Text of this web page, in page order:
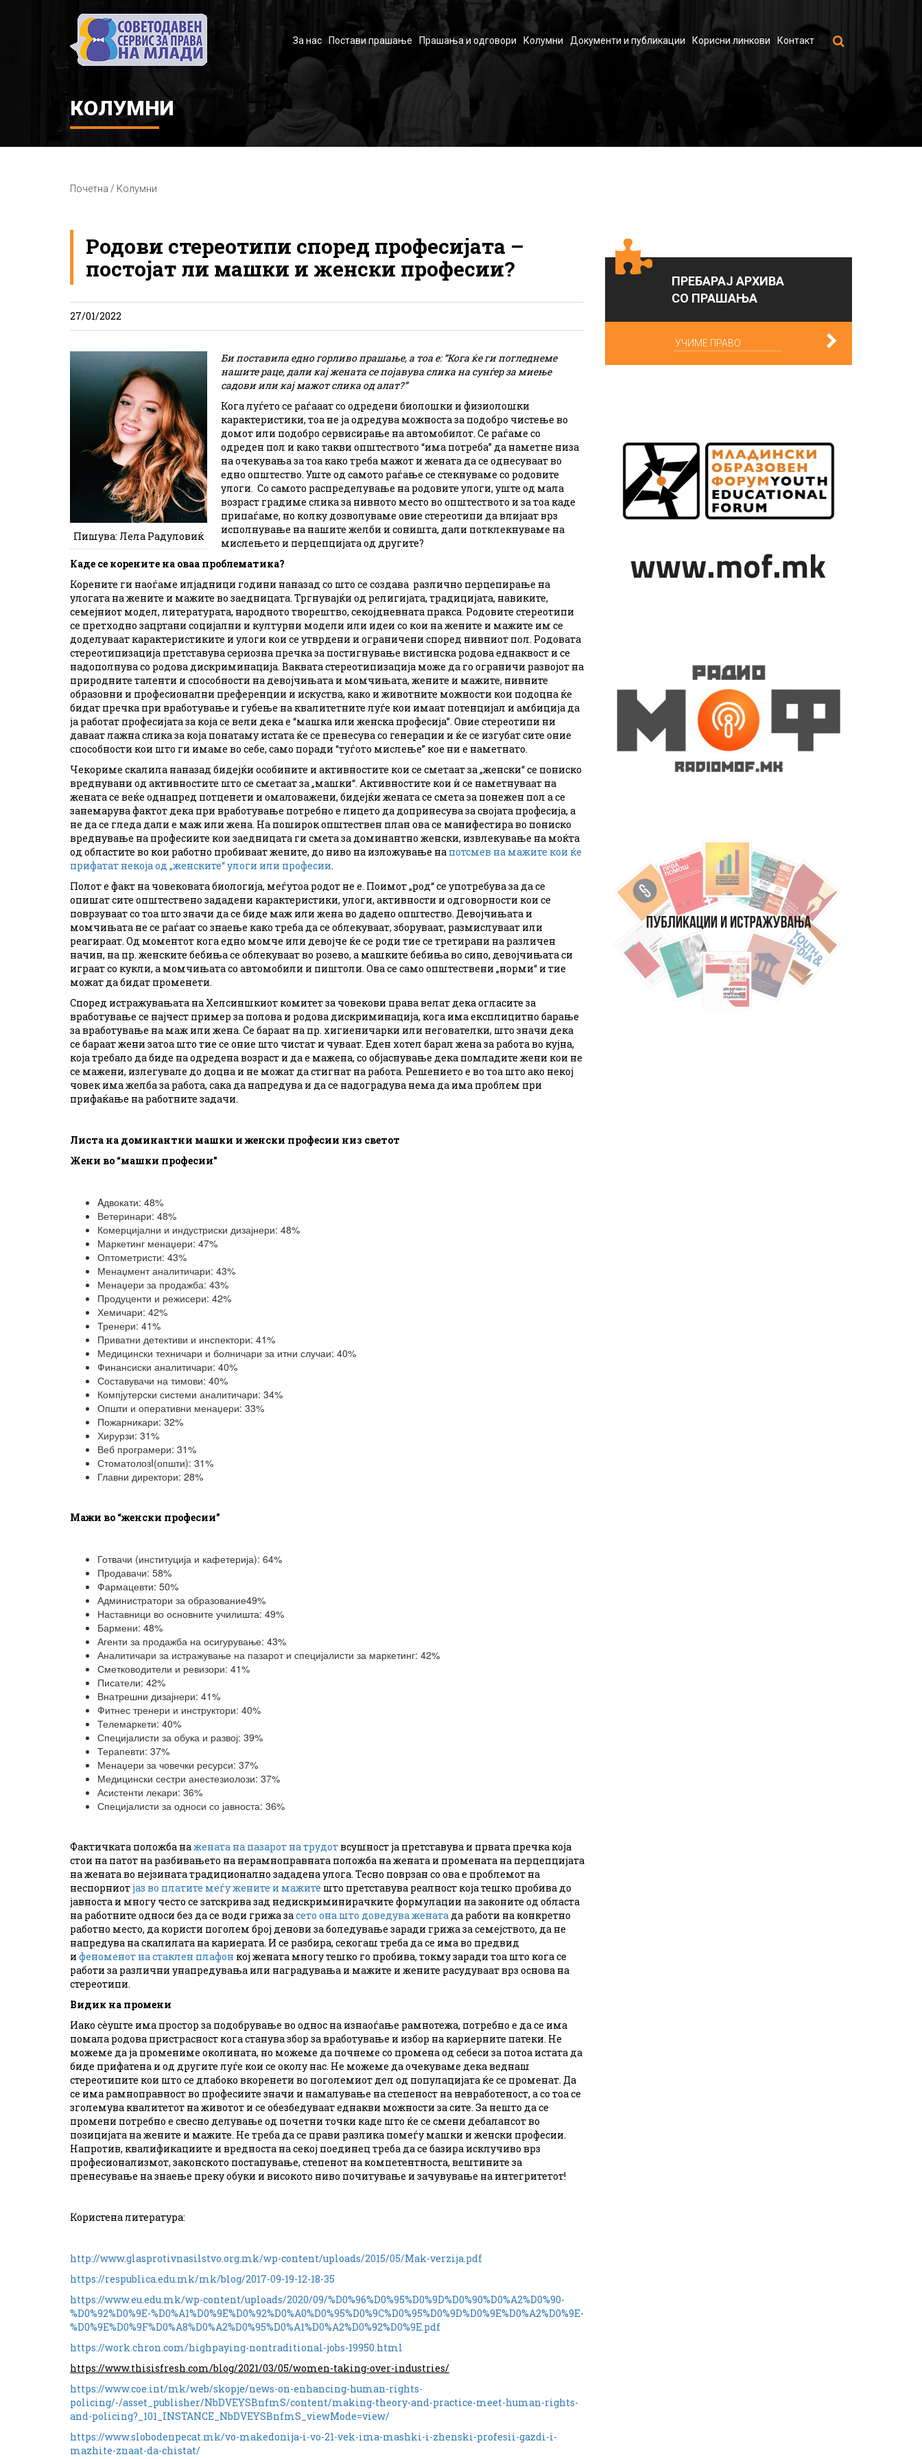
За нас Постави прашање Прашања и одговори Колумни Документи и публикации Корисни линкови Контакт
КОЛУМНИ
Почетна / Колумни
Родови стереотипи според професијата –
постојат ли машки и женски професии?
27/01/2022
Пишува: Лела Радуловиќ
Би поставила едно горливо прашање, а тоа е: “Кога ќе ги погледнеме
нашите раце, дали кај жената се појавува слика на сунѓер за миење
садови или кај мажот слика од алат?”
Кога луѓето се раѓааат со одредени биолошки и физиолошки
карактеристики, тоа не ја одредува можноста за подобро чистење во
домот или подобро сервисирање на автомобилот. Се раѓаме со
одреден пол и како такви општеството “има потреба” да наметне низа
на очекувања за тоа како треба мажот и жената да се однесуваат во
едно општество. Уште од самото раѓање се стекнуваме со родовите
улоги. Со самото распределување на родовите улоги, уште од мала
возраст градиме слика за нивното место во општеството и за тоа каде
припаѓаме, но колку дозволуваме овие стереотипи да влијаат врз
исполнување на нашите желби и соништа, дали потклекнуваме на
мислењето и перцепцијата од другите?
Каде се корените на оваа проблематика?
Корените ги наоѓаме илјадници години наназад со што се создава различно перцепирање на
улогата на жените и мажите во заедницата. Тргнувајќи од религијата, традицијата, навиките,
семејниот модел, литературата, народното творештво, секојдневната пракса. Родовите стереотипи
се претходно зацртани социјални и културни модели или идеи со кои на жените и мажите им се
доделуваат карактеристиките и улоги кои се утврдени и ограничени според нивниот пол. Родовата
стереотипизација претставува сериозна пречка за постигнување вистинска родова еднаквост и се
надополнува со родова дискриминација. Ваквата стереотипизација може да го ограничи развојот на
природните таленти и способности на девојчињата и момчињата, жените и мажите, нивните
образовни и професионални преференции и искуства, како и животните можности кои подоцна ќе
бидат пречка при вработување и губење на квалитетните луѓе кои имаат потенцијал и амбиција да
ја работат професијата за која се вели дека е “машка или женска професија”. Овие стереотипи ни
даваат лажна слика за која понатаму истата ќе се пренесува со генерации и ќе се изгубат сите оние
способности кои што ги имаме во себе, само поради “туѓото мислење” кое ни е наметнато.
Чекориме скалила наназад бидејќи особините и активностите кои се сметаат за „женски“ се пониско
вреднувани од активностите што се сметаат за „машки“. Активностите кои ѝ се наметнуваат на
жената се веќе однапред потценети и омаловажени, бидејќи жената се смета за понежен пол а се
занемарува фактот дека при вработување потребно е лицето да допринесува за својата професија, а
не да се гледа дали е маж или жена. На поширок општествен план ова се манифестира во пониско
вреднување на професиите кои заедницата ги смета за доминантно женски, извлекување на моќта
од областите во кои работно пробиваат жените, до ниво на изложување на потсмев на мажите кои ќе
прифатат некоја од „женските“ улоги или професии.
Полот е факт на човековата биологија, меѓутоа родот не е. Поимот „род“ се употребува за да се
опишат сите општествено зададени карактеристики, улоги, активности и одговорности кои се
поврзуваат со тоа што значи да се биде маж или жена во дадено општество. Девојчињата и
момчињата не се раѓаат со знаење како треба да се облекуваат, зборуваат, размислуваат или
реагираат. Од моментот кога едно момче или девојче ќе се роди тие се третирани на различен
начин, на пр. женските бебиња се облекуваат во розево, а машките бебиња во сино, девојчињата си
играат со кукли, а момчињата со автомобили и пиштоли. Ова се само општествени „норми“ и тие
можат да бидат променети.
Според истражувањата на Хелсиншкиот комитет за човекови права велат дека огласите за
вработување се најчест пример за полова и родова дискриминација, кога има експлицитно барање
за вработување на маж или жена. Се бараат на пр. хигиеничарки или негователки, што значи дека
се бараат жени затоа што тие се оние што чистат и чуваат. Еден хотел барал жена за работа во кујна,
која требало да биде на одредена возраст и да е мажена, со објаснување дека помладите жени кои не
се мажени, излегувале до доцна и не можат да стигнат на работа. Решението е во тоа што ако некој
човек има желба за работа, сака да напредува и да се надоградува нема да има проблем при
прифаќање на работните задачи.
Листа на доминантни машки и женски професии низ светот
Жени во “машки професии”
Aдвокати: 48%
Ветеринари: 48%
Комерцијални и индустриски дизајнери: 48%
Маркетинг менаџери: 47%
Оптометристи: 43%
Менаџмент аналитичари: 43%
Менаџери за продажба: 43%
Продуценти и режисери: 42%
Хемичари: 42%
Тренери: 41%
Приватни детективи и инспектори: 41%
Медицински техничари и болничари за итни случаи: 40%
Финансиски аналитичари: 40%
Составувачи на тимови: 40%
Компјутерски системи аналитичари: 34%
Општи и оперативни менаџери: 33%
Пожарникари: 32%
Хирурзи: 31%
Веб програмери: 31%
СтоматолозI(општи): 31%
Главни директори: 28%
Maжи во “женски професии”
Готвачи (институција и кафетерија): 64%
Продавачи: 58%
Фармацевти: 50%
Администратори за образование49%
Наставници во основните училишта: 49%
Бармени: 48%
Агенти за продажба на осигурување: 43%
Аналитичари за истражување на пазарот и специјалисти за маркетинг: 42%
Сметководители и ревизори: 41%
Писатели: 42%
Внатрешни дизајнери: 41%
Фитнес тренери и инструктори: 40%
Телемаркети: 40%
Специјалисти за обука и развој: 39%
Терапевти: 37%
Менаџери за човечки ресурси: 37%
Медицински сестри анестезиолози: 37%
Асистенти лекари: 36%
Специјалисти за односи со јавноста: 36%
Фактичката положба нажената на пазарот на трудотвсушност ја претставува и првата пречка која
стои на патот на разбивањето на нерамноправната положба на жената и промената на перцепцијата
на жената во нејзината традиционално зададена улога. Тесно поврзан со ова е проблемот на
неспорниотјаз во платите меѓу жените и мажите што претставува реалност која тешко пробива до
јавноста и многу често се затскрива зад недискриминирачките формулации на законите од областа
на работните односи без да се води грижа засето она што доведува женатада работи на конкретно
работно место, да користи поголем број денови за боледување заради грижа за семејството, да не
напредува на скалилата на кариерата. И се разбира, секогаш треба да се има во предвид
и феноменот на стаклен плафон кој жената многу тешко го пробива, токму заради тоа што кога се
работи за различни унапредувања или наградувања и мажите и жените расудуваат врз основа на
стереотипи.
Видик на промени
Иако сèуште има простор за подобрување во однос на изнаоѓање рамнотежа, потребно е да се има
помала родова пристрасност кога станува збор за вработување и избор на кариерните патеки. Не
можеме да ја промениме околината, но можеме да почнеме со промена од себеси за потоа истата да
биде прифатена и од другите луѓе кои се околу нас. Не можеме да очекуваме дека веднаш
стереотипите кои што се длабоко вкоренети во поголемиот дел од популацијата ќе се променат. Да
се има рамноправност во професиите значи и намалување на степеност на невработеност, а со тоа се
зголемува квалитетот на животот и се обезбедуваат еднакви можности за сите. За нешто да се
промени потребно е свесно делување од почетни точки каде што ќе се смени дебалансот во
позицијата на жените и мажите. Не треба да се прави разлика помеѓу машки и женски професии.
Напротив, квалификациите и вредноста на секој поединец треба да се базира исклучиво врз
професионализмот, законското постапување, степенот на компетентноста, вештините за
пренесување на знаење преку обуки и високото ниво почитување и зачувување на интегритетот!
Користена литература:
http://www.glasprotivnasilstvo.org.mk/wp-content/uploads/2015/05/Mak-verzija.pdf
https://respublica.edu.mk/mk/blog/2017-09-19-12-18-35
https://www.eu.edu.mk/wp-content/uploads/2020/09/%D0%96%D0%95%D0%9D%D0%90%D0%A2%D0%90-
%D0%92%D0%9E-%D0%A1%D0%9E%D0%92%D0%A0%D0%95%D0%9C%D0%95%D0%9D%D0%9E%D0%A2%D0%9E-
%D0%9E%D0%9F%D0%A8%D0%A2%D0%95%D0%A1%D0%A2%D0%92%D0%9E.pdf
https://work.chron.com/highpaying-nontraditional-jobs-19950.html
https://www.thisisfresh.com/blog/2021/03/05/women-taking-over-industries/
https://www.coe.int/mk/web/skopje/news-on-enhancing-human-rights-
policing/-/asset_publisher/NbDVEYSBnfmS/content/making-theory-and-practice-meet-human-rights-
and-policing?_101_INSTANCE_NbDVEYSBnfmS_viewMode=view/
https://www.slobodenpecat.mk/vo-makedonija-i-vo-21-vek-ima-mashki-i-zhenski-profesii-gazdi-i-
mazhite-znaat-da-chistat/
ПРЕБАРАЈ АРХИВА
СО ПРАШАЊА